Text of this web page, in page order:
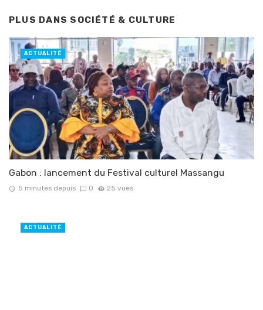
PLUS DANS SOCIÉTÉ & CULTURE
Gabon : lancement du Festival culturel Massangu
5 minutes depuis 0 25 vues
ACTUALITÉ
ACTUALITÉ